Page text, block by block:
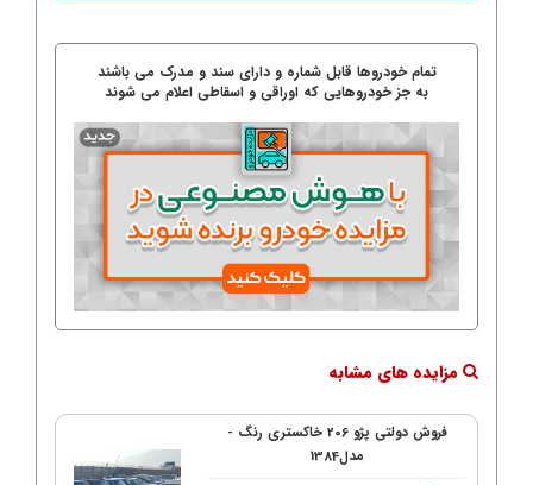
تمام خودروها قابل شماره و دارای سند و مدرک می باشند
به جز خودروهایی که اوراقی و اسقاطی اعلام می شوند
مزایده های مشابه
فروش دولتی پژو 206 خاکستری رنگ -
مدل1384